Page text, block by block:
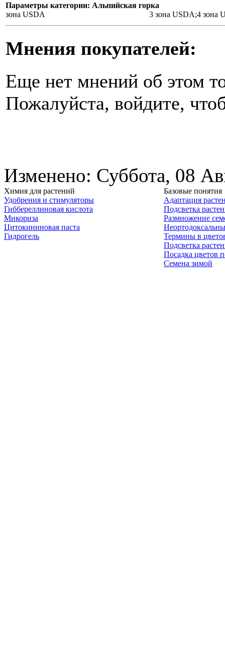
Параметры категории: Альпийская горка
зона USDA
3 зона USDA;4 зона
Мнения покупателей:
Еще нет мнений об этом
Пожалуйста, войдите,
Изменено: Суббота, 08
Химия для растений
Удобрения и стимуляторы
Гиббереллиновая кислота
Микориза
Цитокининовая паста
Гидрогель
Базовые понятия
Адаптация
Подсветка
Размножение
Термины в
Подсветка
Посадка цветов
Семена зимой